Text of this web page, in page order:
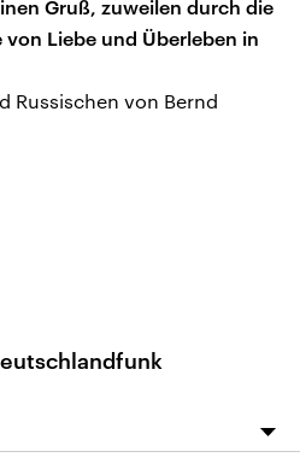
Gruß, zuweilen durch die
von Liebe und Überleben in
Russischen von Bernd